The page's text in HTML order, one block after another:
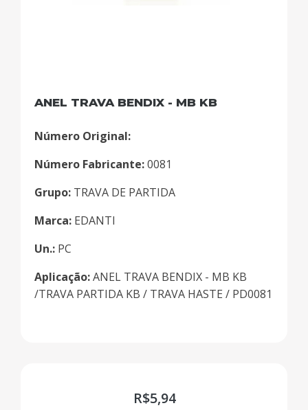
ANEL TRAVA BENDIX - MB KB
Número Original:
Número Fabricante:0081
Grupo: TRAVA DE PARTIDA
Marca: EDANTI
Un.: PC
Aplicação:ANEL TRAVA BENDIX - MB KB
/TRAVA PARTIDA KB / TRAVA HASTE / PD0081
R$5,94